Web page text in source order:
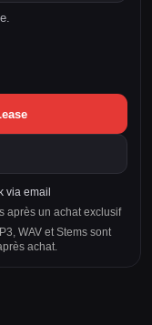
via email
après un achat exclusif
WAV et Stems sont
achat.